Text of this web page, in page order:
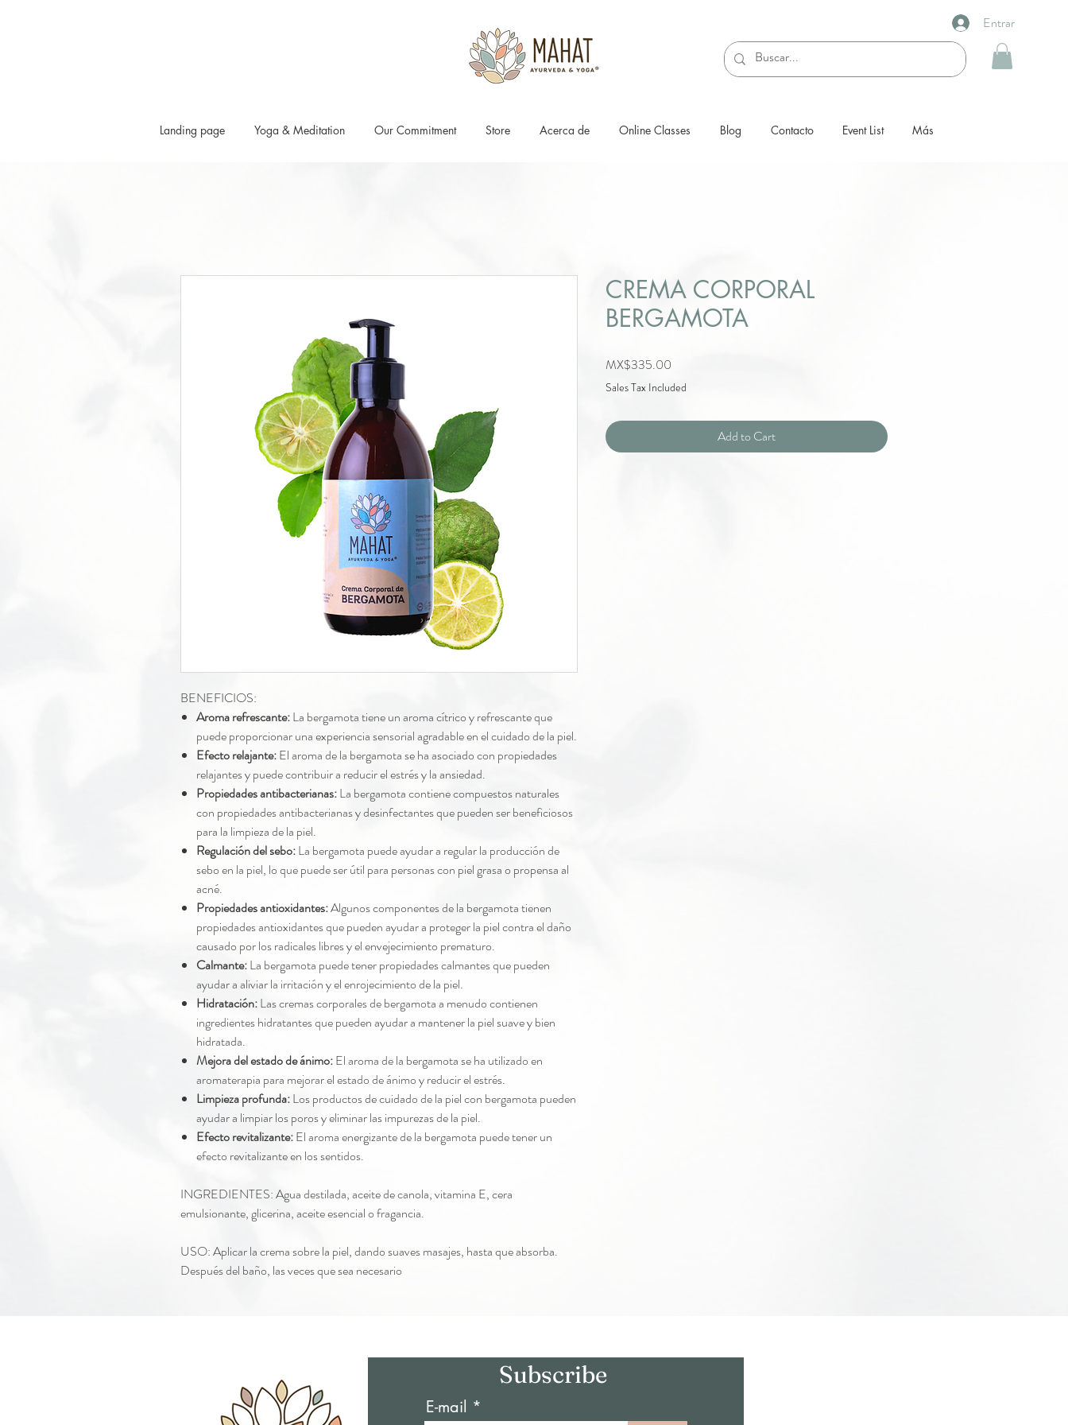
Entrar
Landing page Yoga & Meditation Our Commitment Store Acerca de Online Classes Blog Contacto Event List Más
BENEFICIOS:
Aroma refrescante:La bergamota tiene un aroma cítrico y refrescante que
puede proporcionar una experiencia sensorial agradable en el cuidado de la piel.
Efecto relajante:El aroma de la bergamota se ha asociado con propiedades
relajantes y puede contribuir a reducir el estrés y la ansiedad.
Propiedades antibacterianas:La bergamota contiene compuestos naturales
con propiedades antibacterianas y desinfectantes que pueden ser beneficiosos
para la limpieza de la piel.
Regulación del sebo:La bergamota puede ayudar a regular la producción de
sebo en la piel, lo que puede ser útil para personas con piel grasa o propensa al
acné.
Propiedades antioxidantes:Algunos componentes de la bergamota tienen
propiedades antioxidantes que pueden ayudar a proteger la piel contra el daño
causado por los radicales libres y el envejecimiento prematuro.
Calmante:La bergamota puede tener propiedades calmantes que pueden
ayudar a aliviar la irritación y el enrojecimiento de la piel.
Hidratación:Las cremas corporales de bergamota a menudo contienen
ingredientes hidratantes que pueden ayudar a mantener la piel suave y bien
hidratada.
Mejora del estado de ánimo:El aroma de la bergamota se ha utilizado en
aromaterapia para mejorar el estado de ánimo y reducir el estrés.
Limpieza profunda:Los productos de cuidado de la piel con bergamota pueden
ayudar a limpiar los poros y eliminar las impurezas de la piel.
Efecto revitalizante:El aroma energizante de la bergamota puede tener un
efecto revitalizante en los sentidos.
INGREDIENTES: Agua destilada, aceite de canola, vitamina E, cera
emulsionante, glicerina, aceite esencial o fragancia.
USO: Aplicar la crema sobre la piel, dando suaves masajes, hasta que absorba.
Después del baño, las veces que sea necesario
CREMA CORPORAL
BERGAMOTA
MX$335.00
Sales Tax Included
Add to Cart
Subscribe
E-mail